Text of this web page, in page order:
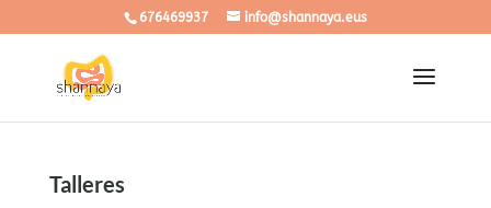
676469937 info@shannaya.eus
Talleres